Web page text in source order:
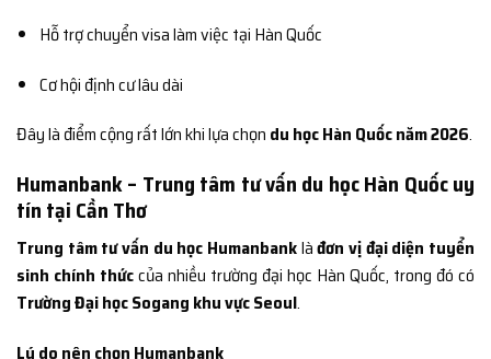
Hỗ trợ chuyển visa làm việc tại Hàn Quốc
Cơ hội định cư lâu dài
Đây là điểm cộng rất lớn khi lựa chọn du học Hàn Quốc năm 2026.
Humanbank – Trung tâm tư vấn du học Hàn Quốc uy
tín tại Cần Thơ
Trung tâm tư vấn du học Humanbanklàđơn vị đại diện tuyển
sinh chính thứccủa nhiều trường đại học Hàn Quốc, trong đó có
Trường Đại học Sogang khu vực Seoul.
Lý do nên chọn Humanbank